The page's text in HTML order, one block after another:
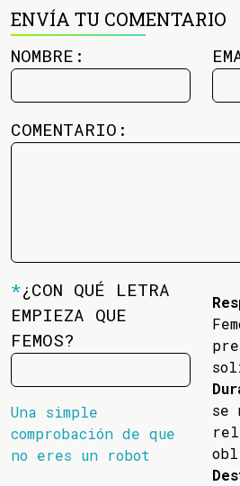
ENVÍA TU COMENTARIO
NOMBRE:
COMENTARIO:
*¿CON QUÉ LETRA
EMPIEZA QUE
FEMOS?
Una simple
comprobación de que
no eres un robot
se